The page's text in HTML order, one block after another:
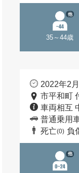
35～44歳
他
2022年2
市平和町
車両相互
普通乗用
死亡(0) 負
他